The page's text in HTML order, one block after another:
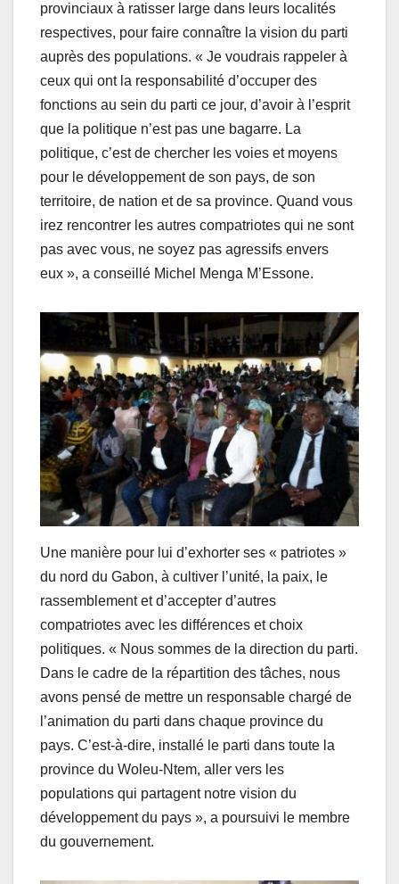
provinciaux à ratisser large dans leurs localités
respectives, pour faire connaître la vision du parti
auprès des populations. « Je voudrais rappeler à
ceux qui ont la responsabilité d’occuper des
fonctions au sein du parti ce jour, d’avoir à l’esprit
que la politique n’est pas une bagarre. La
politique, c’est de chercher les voies et moyens
pour le développement de son pays, de son
territoire, de nation et de sa province. Quand vous
irez rencontrer les autres compatriotes qui ne sont
pas avec vous, ne soyez pas agressifs envers
eux », a conseillé Michel Menga M’Essone.
Une manière pour lui d’exhorter ses « patriotes »
du nord du Gabon, à cultiver l’unité, la paix, le
rassemblement et d’accepter d’autres
compatriotes avec les différences et choix
politiques. « Nous sommes de la direction du parti.
Dans le cadre de la répartition des tâches, nous
avons pensé de mettre un responsable chargé de
l’animation du parti dans chaque province du
pays. C’est-à-dire, installé le parti dans toute la
province du Woleu-Ntem, aller vers les
populations qui partagent notre vision du
développement du pays », a poursuivi le membre
du gouvernement.